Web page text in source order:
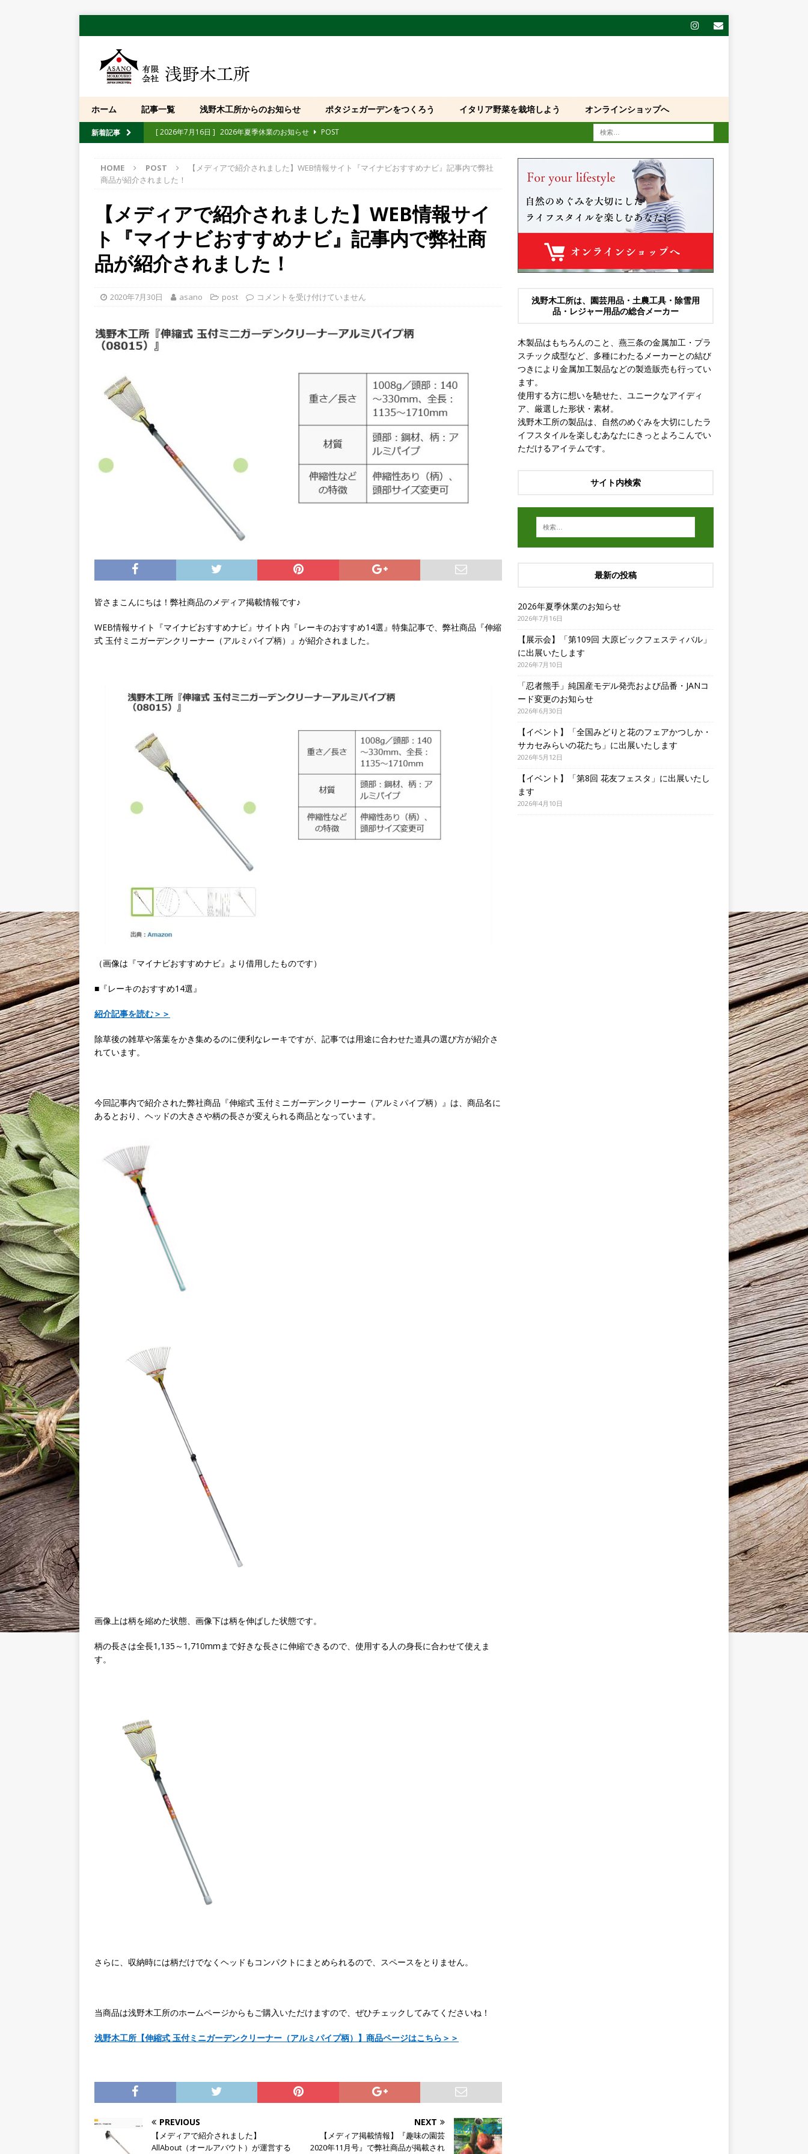
ホーム 記事一覧 浅野木工所からのお知らせ ポタジェガーデンをつくろう イタリア野菜を栽培しよう オンラインショップへ
新着記事 [ 2026年7月16日 ] 2026年夏季休業のお知らせ
POST
[ 2026年6月30日 ] 「忍者熊手」純国産モデル発売および品番・JANコード変更のお知らせ
POST
たします
POST
[ 2026年4月10日 ] 【イベント】「第8回 花友フェスタ」に出展いたします
POST
[ 2025年10月13日 ]
【重要】弊社ホームページをご利用のお客様へお願い
HOME POST
【メディアで紹介されました】WEB情報サイト『マイナビおすすめナビ』記事内で弊社
商品が紹介されました！
【メディアで紹介されました】WEB情報サイ
ト『マイナビおすすめナビ』記事内で弊社商
品が紹介されました！
2020年7月30日 asano post コメントを受け付けていません
皆さまこんにちは！弊社商品のメディア掲載情報です♪
WEB情報サイト『マイナビおすすめナビ』サイト内『レーキのおすすめ14選』特集記事で、弊社商品『伸縮
式 玉付ミニガーデンクリーナー（アルミパイプ柄）』が紹介されました。
（画像は『マイナビおすすめナビ』より借用したものです）
■『レーキのおすすめ14選』
紹介記事を読む＞＞
除草後の雑草や落葉をかき集めるのに便利なレーキですが、記事では用途に合わせた道具の選び方が紹介さ
れています。
今回記事内で紹介された弊社商品『伸縮式 玉付ミニガーデンクリーナー（アルミパイプ柄）』は、商品名に
あるとおり、ヘッドの大きさや柄の長さが変えられる商品となっています。
画像上は柄を縮めた状態、画像下は柄を伸ばした状態です。
柄の長さは全長1,135～1,710mmまで好きな長さに伸縮できるので、使用する人の身長に合わせて使えま
す。
さらに、収納時には柄だけでなくヘッドもコンパクトにまとめられるので、スペースをとりません。
当商品は浅野木工所のホームページからもご購入いただけますので、ぜひチェックしてみてくださいね！
浅野木工所【伸縮式 玉付ミニガーデンクリーナー（アルミパイプ柄）】商品ページはこちら＞＞
PREVIOUS
【メディアで紹介されました】
AllAbout（オールアバウト）が運営する
NEXT
【メディア掲載情報】『趣味の園芸
2020年11月号』で弊社商品が掲載され
浅野木工所は、園芸用品・土農工具・除雪用
品・レジャー用品の総合メーカー
木製品はもちろんのこと、燕三条の金属加工・プラ
スチック成型など、多種にわたるメーカーとの結び
つきにより金属加工製品などの製造販売も行ってい
ます。
使用する方に想いを馳せた、ユニークなアイディ
ア、厳選した形状・素材。
浅野木工所の製品は、自然のめぐみを大切にしたラ
イフスタイルを楽しむあなたにきっとよろこんでい
ただけるアイテムです。
サイト内検索
最新の投稿
2026年夏季休業のお知らせ
2026年7月16日
【展示会】「第109回 大原ビックフェスティバル」
に出展いたします
2026年7月10日
「忍者熊手」純国産モデル発売および品番・JANコ
ード変更のお知らせ
2026年6月30日
【イベント】「全国みどりと花のフェアかつしか・
サカセみらいの花たち」に出展いたします
2026年5月12日
【イベント】「第8回 花友フェスタ」に出展いたし
ます
2026年4月10日